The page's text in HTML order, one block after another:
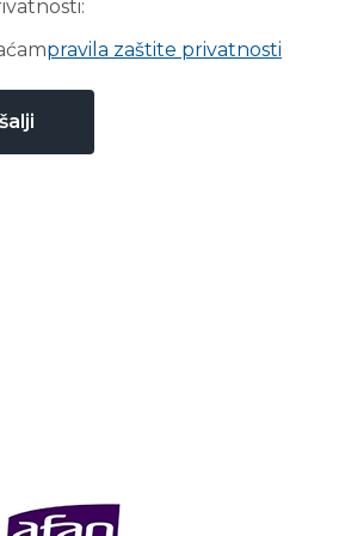
pravila zaštite privatnosti